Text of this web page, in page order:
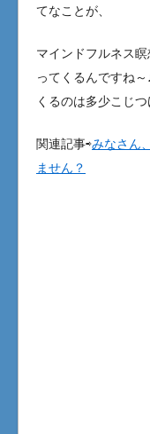
てなことが、
マインドフルネス
ってくるんですね
くるのは多少こじつ
関連記事⇨みなさん
ません？